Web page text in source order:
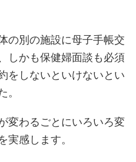
の別の施設に母子手帳交
しかも保健婦面談も必須
をしないといけないとい
。
変わるごとにいろいろ変
感します。